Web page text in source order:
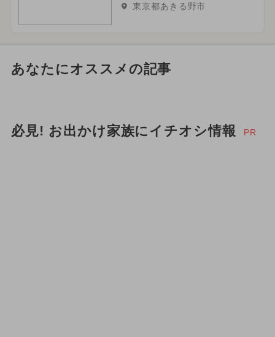
東京都あきる野市
あなたにオススメの記事
必見! お出かけ家族にイチオシ情報 PR